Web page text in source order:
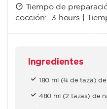
Tiempo de
cocción: 3 hours |
Ingredientes
180 ml (¾ de taza)
480 ml (2 tazas) de